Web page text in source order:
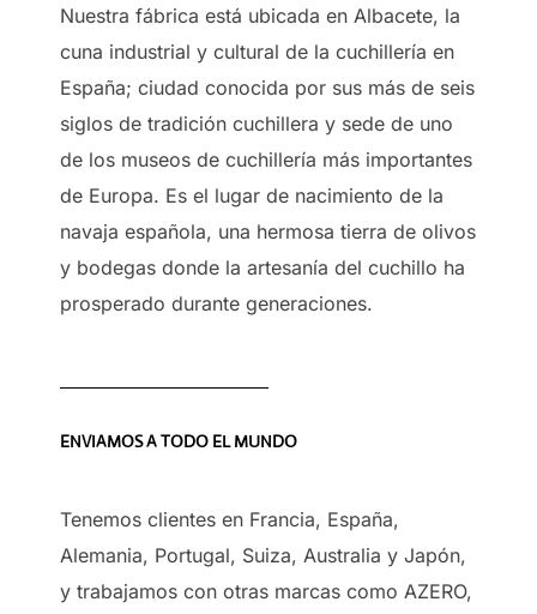
Nuestra fábrica está ubicada en Albacete, la
cuna industrial y cultural de la cuchillería en
España; ciudad conocida por sus más de seis
siglos de tradición cuchillera y sede de uno
de los museos de cuchillería más importantes
de Europa. Es el lugar de nacimiento de la
navaja española, una hermosa tierra de olivos
y bodegas donde la artesanía del cuchillo ha
prosperado durante generaciones.
ENVIAMOS A TODO EL MUNDO
Tenemos clientes en Francia, España,
Alemania, Portugal, Suiza, Australia y Japón,
y trabajamos con otras marcas como AZERO,